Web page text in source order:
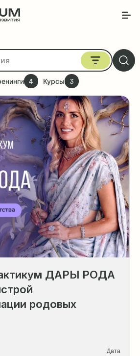
4 Курсы 3
ДАРЫ РОДА
родовых
Дата